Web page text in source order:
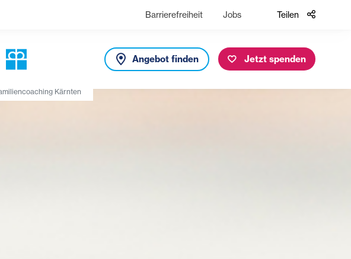
Barrierefreiheit Jobs Teilen
Angebot finden Jetzt spenden
Kärnten